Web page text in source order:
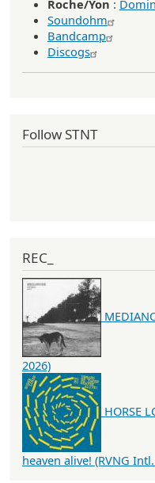
Roche/Yon :
Soundohm
Bandcamp
Discogs
Follow STNT
REC_
2026)
HORSE
heaven alive! (RVNG